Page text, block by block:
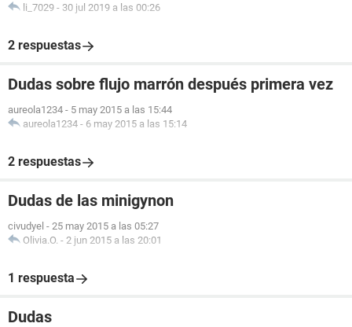
li_7029 - 30 jul 2019 a las 00:26
2 respuestas
Dudas sobre flujo marrón después primera vez
aureola1234 - 5 may 2015 a las 15:44
aureola1234 - 6 may 2015 a las 15:14
2 respuestas
Dudas de las minigynon
civudyel - 25 may 2015 a las 05:27
Olivia.O. - 2 jun 2015 a las 20:01
1 respuesta
Dudas